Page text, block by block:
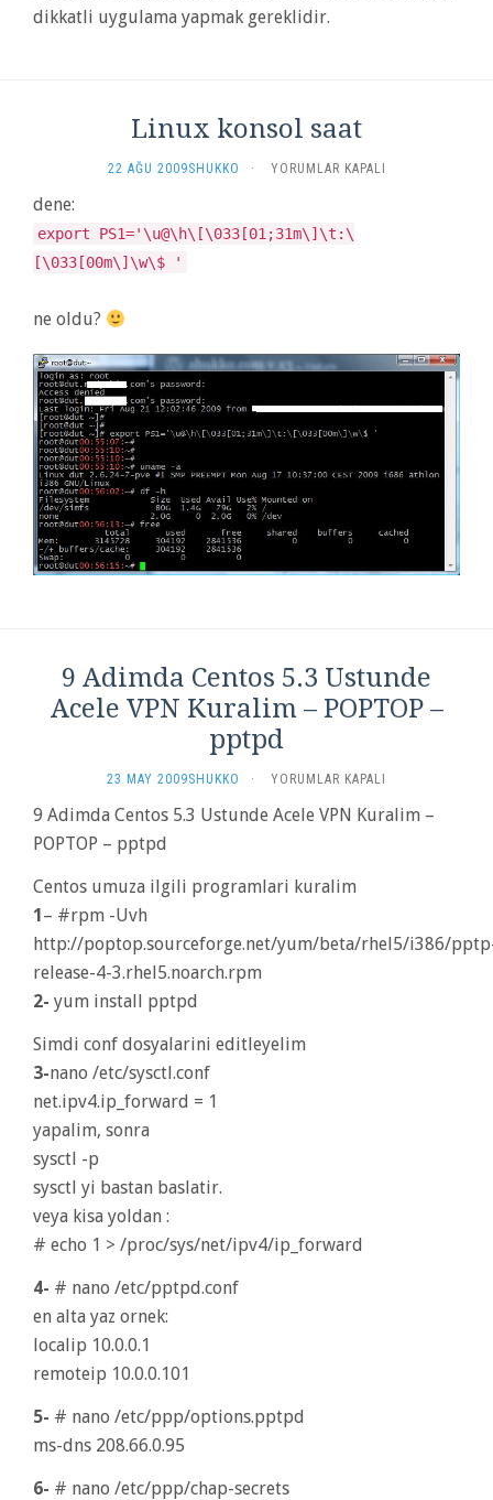
dikkatli uygulama yapmak gereklidir.
Linux konsol saat
22 AĞU 2009SHUKKO ·
LINUX
IÇIN
YORUMLAR KAPALI
dene:
export PS1='\u@\h\[\033[01;31m\]\t:\
[\033[00m\]\w\$ '
ne oldu?
9 Adimda Centos 5.3 Ustunde
Acele VPN Kuralim – POPTOP –
pptpd
23 MAY 2009SHUKKO ·
9
CENTOS
ACELE
–
YORUMLAR KAPALI
9 Adimda Centos 5.3 Ustunde Acele VPN Kuralim –
POPTOP – pptpd
Centos umuza ilgili programlari kuralim
1– #rpm -Uvh
http://poptop.sourceforge.net/yum/beta/rhel5/i386/
release-4-3.rhel5.noarch.rpm
2- yum install pptpd
Simdi conf dosyalarini editleyelim
3-nano /etc/sysctl.conf
net.ipv4.ip_forward = 1
yapalim, sonra
sysctl -p
sysctl yi bastan baslatir.
veya kisa yoldan :
# echo 1 > /proc/sys/net/ipv4/ip_forward
4- # nano /etc/pptpd.conf
en alta yaz ornek:
localip 10.0.0.1
remoteip 10.0.0.101
5- # nano /etc/ppp/options.pptpd
ms-dns 208.66.0.95
6- # nano /etc/ppp/chap-secrets